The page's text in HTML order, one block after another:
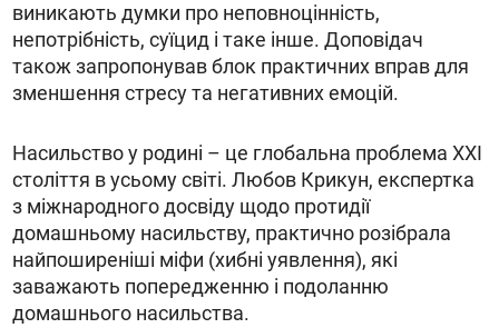
виникають думки про неповноцінність,
непотрібність, суїцид і таке інше. Доповідач
також запропонував блок практичних вправ для
зменшення стресу та негативних емоцій.
Насильство у родині – це глобальна проблема ХХI
століття в усьому світі. Любов Крикун, експертка
з міжнародного досвіду щодо протидії
домашньому насильству, практично розібрала
найпоширеніші міфи (хибні уявлення), які
заважають попередженню і подоланню
домашнього насильства.